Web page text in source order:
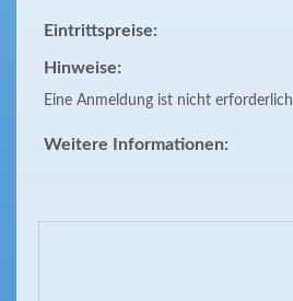
Eintrittspreise:
Hinweise:
Eine Anmeldung ist nicht erforderlich
Weitere Informationen: